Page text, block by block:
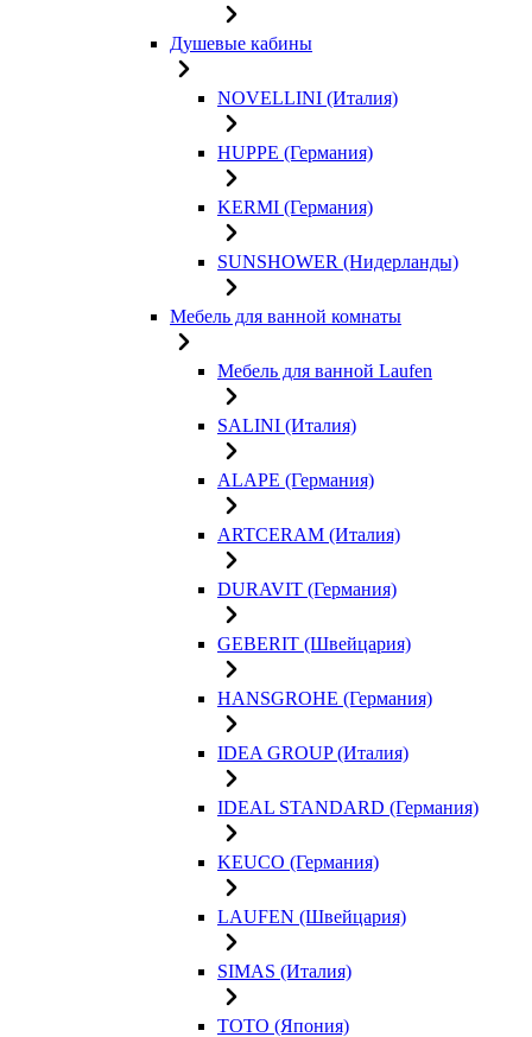
Душевые кабины
NOVELLINI (Италия)
HUPPE (Германия)
KERMI (Германия)
SUNSHOWER (Нидерланды)
Мебель для ванной комнаты
Мебель для ванной Laufen
SALINI (Италия)
ALAPE (Германия)
ARTCERAM (Италия)
DURAVIT (Германия)
GEBERIT (Швейцария)
HANSGROHE (Германия)
IDEA GROUP (Италия)
IDEAL STANDARD (Германия)
KEUCO (Германия)
LAUFEN (Швейцария)
SIMAS (Италия)
TOTO (Япония)